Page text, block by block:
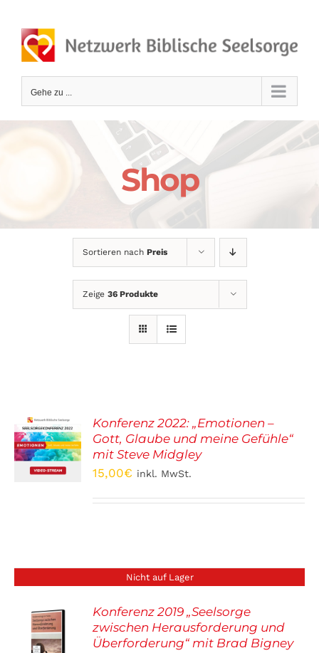
Inhalt
springen
Gehe zu ...
Shop
Sortieren nach Preis
Zeige 36 Produkte
Konferenz 2022: „Emotionen –
Gott, Glaube und meine Gefühle“
mit Steve Midgley
15,00€ inkl. MwSt.
Nicht auf Lager
Konferenz 2019 „Seelsorge
zwischen Herausforderung und
Überforderung“ mit Brad Bigney